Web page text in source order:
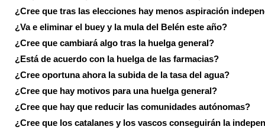
¿Cree que tras las elecciones hay menos aspiración
¿Va e eliminar el buey y la mula del Belén este año?
¿Cree que cambiará algo tras la huelga general?
¿Está de acuerdo con la huelga de las farmacias?
¿Cree oportuna ahora la subida de la tasa del agua?
¿Cree que hay motivos para una huelga general?
¿Cree que hay que reducir las comunidades autónomas?
¿Cree que los catalanes y los vascos conseguirán la